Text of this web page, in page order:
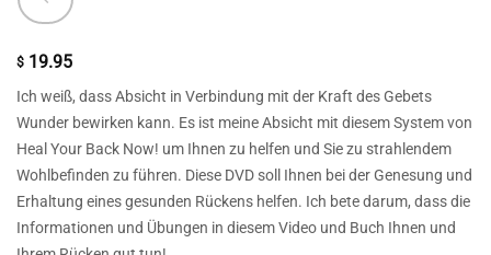
$ 19.95
Ich weiß, dass Absicht in Verbindung mit der Kraft des Gebets
Wunder bewirken kann. Es ist meine Absicht mit diesem System von
Heal Your Back Now! um Ihnen zu helfen und Sie zu strahlendem
Wohlbefinden zu führen. Diese DVD soll Ihnen bei der Genesung und
Erhaltung eines gesunden Rückens helfen. Ich bete darum, dass die
Informationen und Übungen in diesem Video und Buch Ihnen und